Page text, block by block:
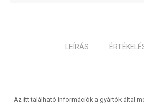
LEÍRÁS
Az itt található információk a gyártók által